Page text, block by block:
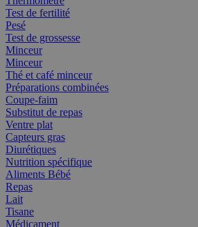
Test de fertilité
Pesé
Test de grossesse
Minceur
Minceur
Thé et café minceur
Préparations combinées
Coupe-faim
Substitut de repas
Ventre plat
Capteurs gras
Diurétiques
Nutrition spécifique
Aliments Bébé
Repas
Lait
Tisane
Médicament